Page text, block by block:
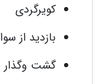
کویرگردی
بازدید از
گشت